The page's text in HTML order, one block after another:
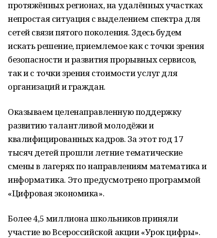
протяжённых регионах, на удалённых участках
непростая ситуация с выделением спектра для
сетей связи пятого поколения. Здесь будем
искать решение, приемлемое как с точки зрения
безопасности и развития прорывных сервисов,
так и с точки зрения стоимости услуг для
организаций и граждан.
Оказываем целенаправленную поддержку
развитию талантливой молодёжи и
квалифицированных кадров. За этот год 17
тысяч детей прошли летние тематические
смены в лагерях по направлениям математика и
информатика. Это предусмотрено программой
«Цифровая экономика».
Более 4,5 миллиона школьников приняли
участие во Всероссийской акции «Урок цифры».